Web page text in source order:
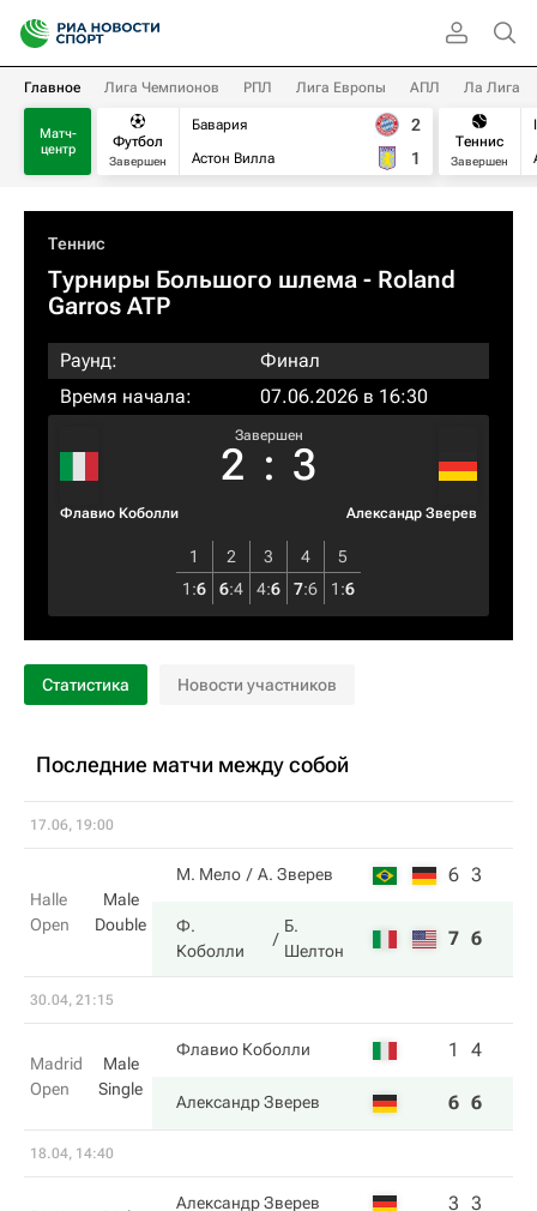
Главное Лига Чемпионов РПЛ Лига Европы АПЛ Ла Лига
Матч-
центр
Футбол
Завершен
Бавария
Астон Вилла
2
1
Теннис
Завершен
Теннис
Турниры Большого шлема - Roland
Garros ATP
Раунд:
Финал
Время начала:
07.06.2026 в 16:30
Флавио Коболли
Завершен
2 : 3
Александр Зверев
1 2 3 4
5
1 :6 6:4 4:6 7:6 1 :6
Статистика Новости участников
Последние матчи между собой
17.06, 19:00
Halle
Open
Male
Double
М. Мело А. Зверев 6 3
Ф.
Коболли
Б.
Шелтон
7 6
30.04, 21:15
Madrid
Open
Male
Single
Флавио Коболли 1 4
Александр Зверев 6 6
18.04, 14:40
Александр Зверев 3 3